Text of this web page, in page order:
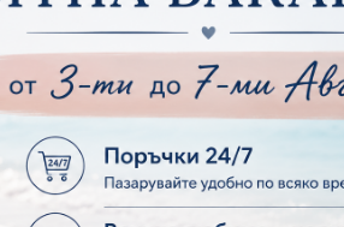
и Зима
- Декоративни рамки
- Надписи на български
- Ъгли и орнаменти
- Сватба
- Училище, Дипломиране и Завършване
- Бебшки и Детски елементи